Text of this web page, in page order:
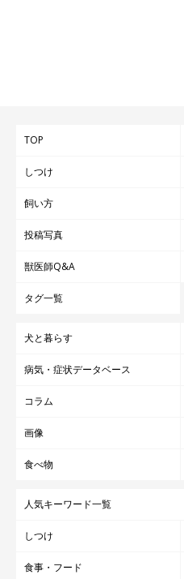
TOP
しつけ
飼い方
投稿写真
獣医師Q&A
タグ一覧
犬と暮らす
病気・症状データベース
コラム
画像
食べ物
人気キーワード一覧
しつけ
食事・フード